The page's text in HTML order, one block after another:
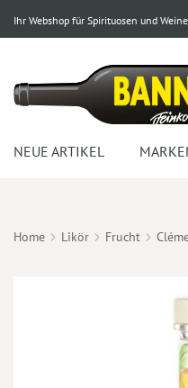
Ihr Webshop für Spirituosen und Weine
NEUE ARTIKEL
Home Likör Frucht